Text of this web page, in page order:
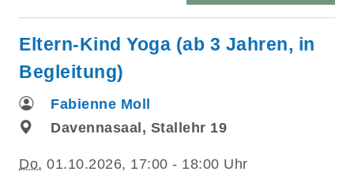
Eltern-Kind Yoga (ab 3 Jahren, in
Begleitung)
Fabienne Moll
Davennasaal, Stallehr 19
Do. 01.10.2026, 17:00 - 18:00 Uhr